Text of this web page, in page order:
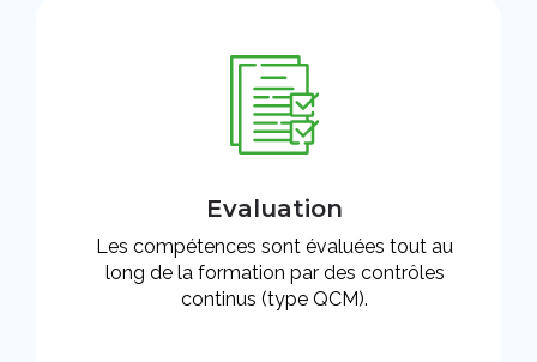
Evaluation
Les compétences sont évaluées tout au
long de la formation par des contrôles
continus (type QCM).